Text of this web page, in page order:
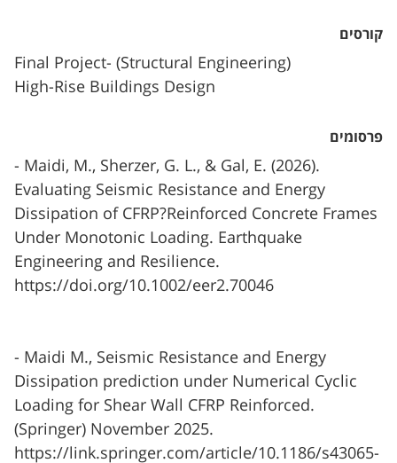
קורסים
Final Project- (Structural Engineering)
High-Rise Buildings Design
פרסומים
- Maidi, M., Sherzer, G. L., & Gal, E. (2026).
Evaluating Seismic Resistance and Energy
Dissipation of CFRP?Reinforced Concrete Frames
Under Monotonic Loading. Earthquake
Engineering and Resilience.
https://doi.org/10.1002/eer2.70046
- Maidi M., Seismic Resistance and Energy
Dissipation prediction under Numerical Cyclic
Loading for Shear Wall CFRP Reinforced.
(Springer) November 2025.
https://link.springer.com/article/10.1186/s43065-